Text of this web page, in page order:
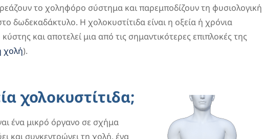
το χοληφόρο σύστημα και παρεμποδίζουν τη φυσιολογική
δωδεκαδάκτυλο. Η χολοκυστίτιδα είναι η οξεία ή χρόνια
και αποτελεί μια από τις σημαντικότερες επιπλοκές της
χολή).
χολοκυστίτιδα;
ένα μικρό όργανο σε σχήμα
και συγκεντρώνει τη χολή, ένα